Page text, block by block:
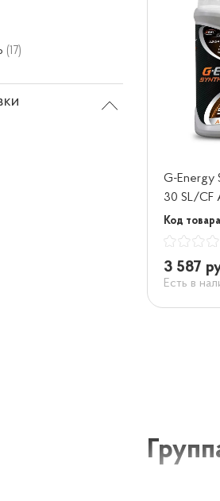
(17)
G-Energy
30 SL/CF
Код
3 587
Есть в